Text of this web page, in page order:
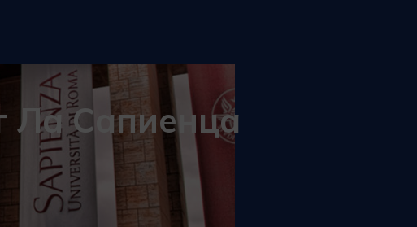
Ла Сапиенца